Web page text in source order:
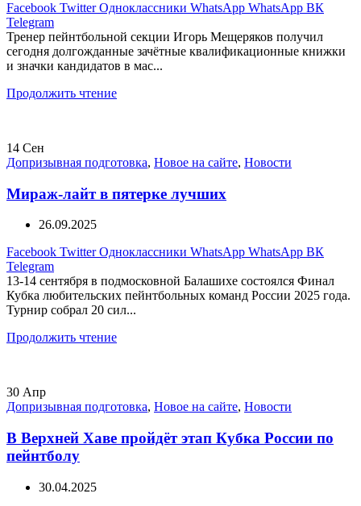
Facebook Twitter Одноклассники WhatsApp WhatsApp ВК
Telegram
Тренер пейнтбольной секции Игорь Мещеряков получил
сегодня долгожданные зачётные квалификационные книжки
и значки кандидатов в мас...
Продолжить чтение
14 Сен
Допризывная подготовка, Новое на сайте, Новости
Мираж-лайт в пятерке лучших
26.09.2025
Facebook Twitter Одноклассники WhatsApp WhatsApp ВК
Telegram
13-14 сентября в подмосковной Балашихе состоялся Финал
Кубка любительских пейнтбольных команд России 2025 года.
Турнир собрал 20 сил...
Продолжить чтение
30 Апр
Допризывная подготовка, Новое на сайте, Новости
В Верхней Хаве пройдёт этап Кубка России по
пейнтболу
30.04.2025